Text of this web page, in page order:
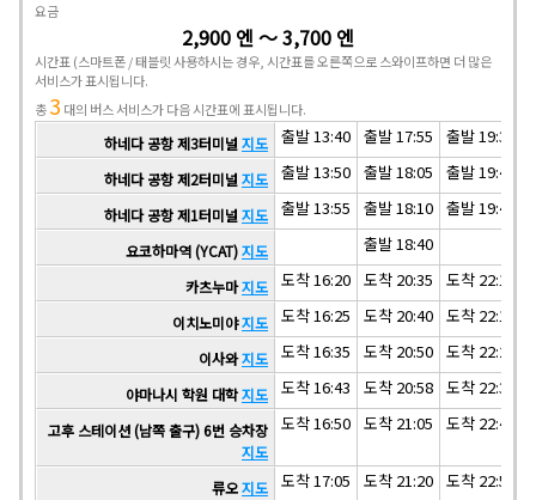
요금
2,900 엔 ～ 3,700 엔
시간표(스마트폰 / 태블릿 사용하시는 경우, 시간표를 오른쪽으로 스와이프하면 더 많은
서비스가 표시됩니다.
총3 대의 버스 서비스가 다음 시간표에 표시됩니다.
하네다 공항 제3터미널 지도 출발 13:40 출발 17:55 출발 19:30
하네다 공항 제2터미널 지도 출발 13:50 출발 18:05 출발 19:40
하네다 공항 제1터미널 지도 출발 13:55 출발 18:10 출발 19:45
요코하마역 (YCAT)지도 출발 18:40
카츠누마지도 도착 16:20 도착 20:35 도착 22:10
이치노미야지도 도착 16:25 도착 20:40 도착 22:15
이사와지도 도착 16:35 도착 20:50 도착 22:25
야마나시 학원 대학지도 도착 16:43 도착 20:58 도착 22:33
고후 스테이션 (남쪽 출구) 6번 승차장
지도
도착 16:50 도착 21:05 도착 22:40
류오지도 도착 17:05 도착 21:20 도착 22:55